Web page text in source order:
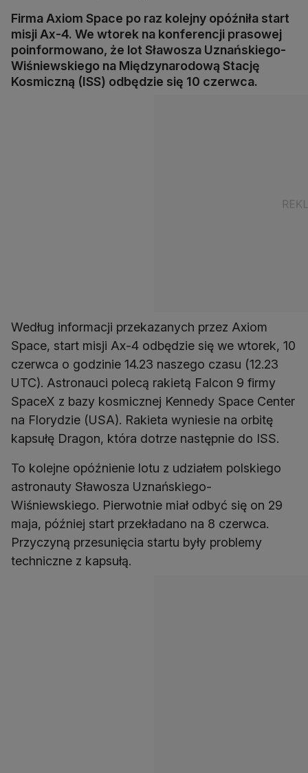
Firma Axiom Space po raz kolejny opóźniła start
misji Ax-4. We wtorek na konferencji prasowej
poinformowano, że lot Sławosza Uznańskiego-
Wiśniewskiego na Międzynarodową Stację
Kosmiczną (ISS) odbędzie się 10 czerwca.
Według informacji przekazanych przez Axiom
Space, start misji Ax-4 odbędzie się we wtorek, 10
czerwca o godzinie 14.23 naszego czasu (12.23
UTC). Astronauci polecą rakietą Falcon 9 firmy
SpaceX z bazy kosmicznej Kennedy Space Center
na Florydzie (USA). Rakieta wyniesie na orbitę
kapsułę Dragon, która dotrze następnie do ISS.
To kolejne opóźnienie lotu z udziałem polskiego
astronauty Sławosza Uznańskiego-
Wiśniewskiego. Pierwotnie miał odbyć się on 29
maja, później start przekładano na 8 czerwca.
Przyczyną przesunięcia startu były problemy
techniczne z kapsułą.